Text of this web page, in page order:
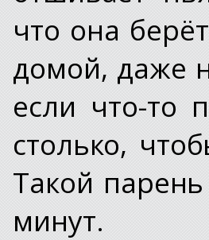
что она
домой, даже
если что-то
столько,
Такой
минут.